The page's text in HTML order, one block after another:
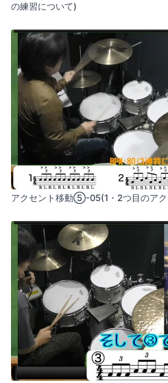
の練習について)
アクセント移動⑤-05(1・2つ目のアク